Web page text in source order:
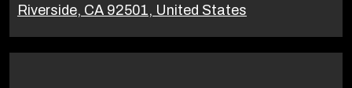
Riverside, CA 92501, United States